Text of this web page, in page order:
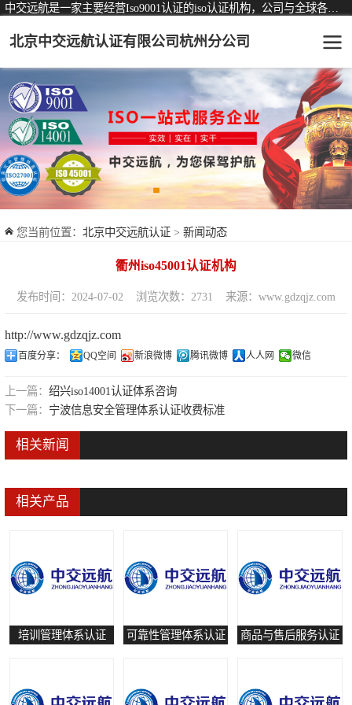
北京中交远航认证有限公司杭州分公司
您当前位置： 北京中交远航认证 > 新闻动态
衢州iso45001认证机构
发布时间：2024-07-02 浏览次数：2731 来源：www.gdzqjz.com
http://www.gdzqjz.com
百度分享： QQ空间 新浪微博 腾讯微博 人人网 微信
上一篇： 绍兴iso14001认证体系咨询
下一篇： 宁波信息安全管理体系认证收费标准
相关新闻
相关产品
培训管理体系认证 可靠性管理体系认证 商品与售后服务认证
认证服务 可从事认证业务一览表
ISO9001质量管理体系认证
ISO14001环境管理体系认证
ISO45001职业健康安全管理体系认证
交通运输服务认证
ISO27001信息安全管理体系认证
培训管理体系认证